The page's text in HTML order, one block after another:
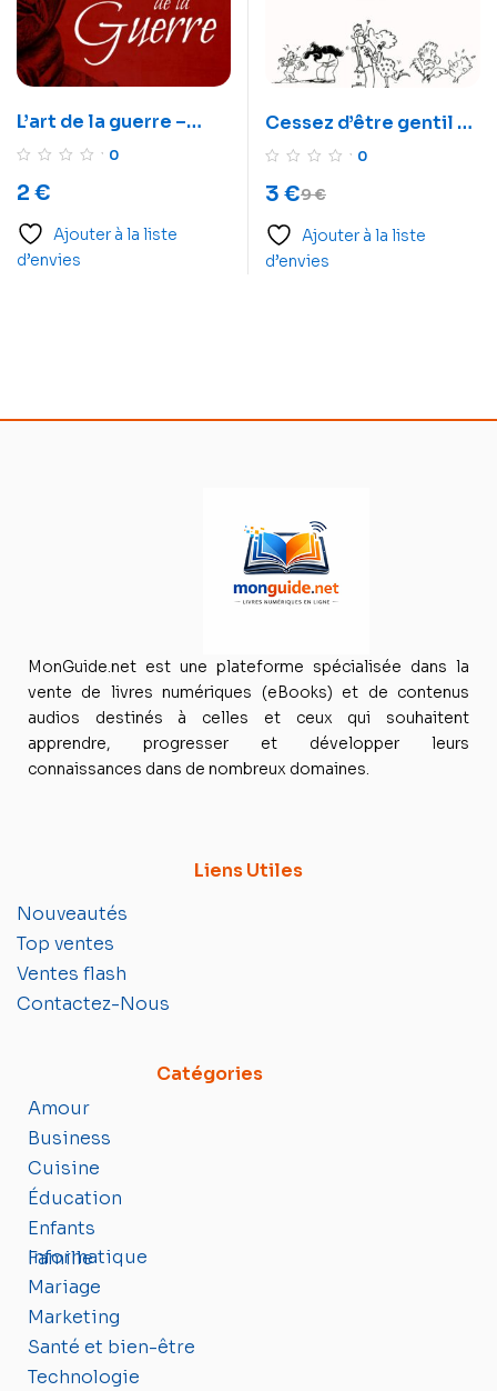
L’art de la guerre –
Livre audio
0
2 €
Ajouter à la liste
d’envies
Cessez d’être gentil –
soyez vrai – Livre audio
0
9€
3 €
Ajouter à la liste
d’envies
MonGuide.net est une plateforme spécialisée dans la
vente de livres numériques (eBooks) et de contenus
audios destinés à celles et ceux qui souhaitent
apprendre, progresser et développer leurs
connaissances dans de nombreux domaines.
Liens Utiles
Nouveautés
Top ventes
Ventes flash
Contactez-Nous
Catégories
Amour
Business
Cuisine
Éducation
Enfants
Famille
Informatique
Mariage
Marketing
Santé et bien-être
Technologie